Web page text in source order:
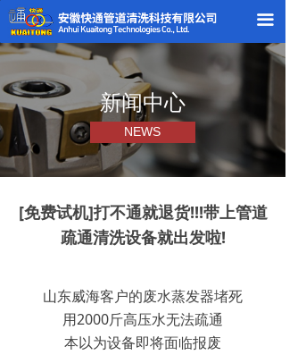
끀
[免费试机]打不通就退货!!!带上管道
疏通清洗设备就出发啦!
山东威海客户的废水蒸发器堵死
用2000斤高压水无法疏通
本以为设备即将面临报废
新闻中心
NEWS